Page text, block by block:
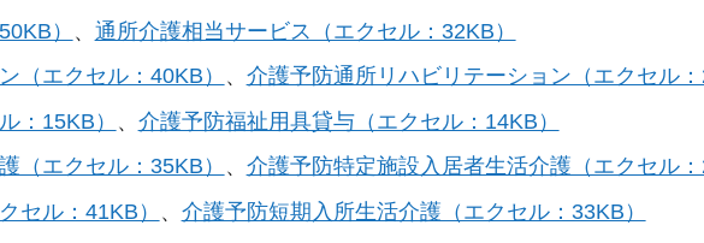
）
、 通所介護相当サービス（エクセル：32KB）
（エクセル：40KB）
、 介護予防通所リハビリテーション（エクセル
：15KB）
、 介護予防福祉用具貸与（エクセル：14KB）
（エクセル：35KB）
、 介護予防特定施設入居者生活介護（エクセル
セル：41KB）
、 介護予防短期入所生活介護（エクセル：33KB）